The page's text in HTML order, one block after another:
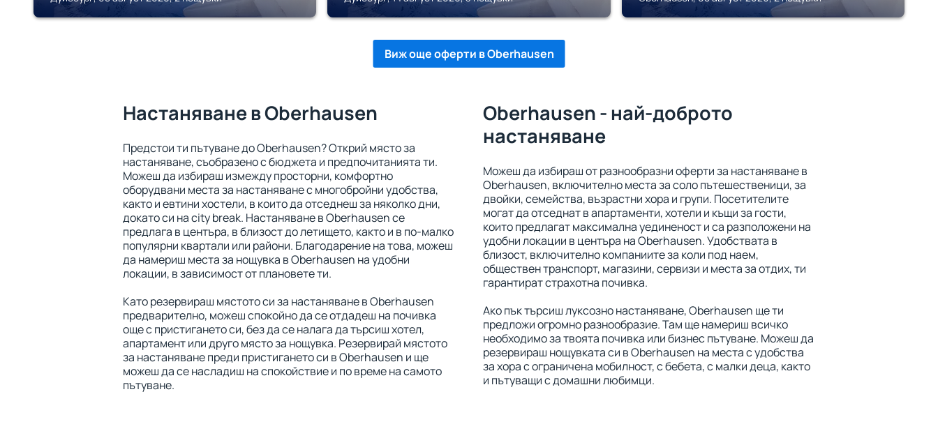
Виж още оферти в Oberhausen
Настаняване в Oberhausen
Предстои ти пътуване до Oberhausen? Открий място за
настаняване, съобразено с бюджета и предпочитанията ти.
Можеш да избираш измежду просторни, комфортно
оборудвани места за настаняване с многобройни удобства,
както и евтини хостели, в които да отседнеш за няколко дни,
докато си на city break. Настаняване в Oberhausen се
предлага в центъра, в близост до летището, както и в по-малко
популярни квартали или райони. Благодарение на това, можеш
да намериш места за нощувка в Oberhausen на удобни
локации, в зависимост от плановете ти.
Като резервираш мястото си за настаняване в Oberhausen
предварително, можеш спокойно да се отдадеш на почивка
още с пристигането си, без да се налага да търсиш хотел,
апартамент или друго място за нощувка. Резервирай мястото
за настаняване преди пристигането си в Oberhausen и ще
можеш да се насладиш на спокойствие и по време на самото
пътуване.
Oberhausen - най-доброто
настаняване
Можеш да избираш от разнообразни оферти за настаняване в
Oberhausen, включително места за соло пътешественици, за
двойки, семейства, възрастни хора и групи. Посетителите
могат да отседнат в апартаменти, хотели и къщи за гости,
които предлагат максимална уединеност и са разположени на
удобни локации в центъра на Oberhausen. Удобствата в
близост, включително компаниите за коли под наем,
обществен транспорт, магазини, сервизи и места за отдих, ти
гарантират страхотна почивка.
Ако пък търсиш луксозно настаняване, Oberhausen ще ти
предложи огромно разнообразие. Там ще намериш всичко
необходимо за твоята почивка или бизнес пътуване. Можеш да
резервираш нощувката си в Oberhausen на места с удобства
за хора с ограничена мобилност, с бебета, с малки деца, както
и пътуващи с домашни любимци.